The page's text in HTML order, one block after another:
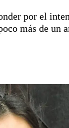
Escenario
Aplausos
Cines
Economía y
por el
más de un